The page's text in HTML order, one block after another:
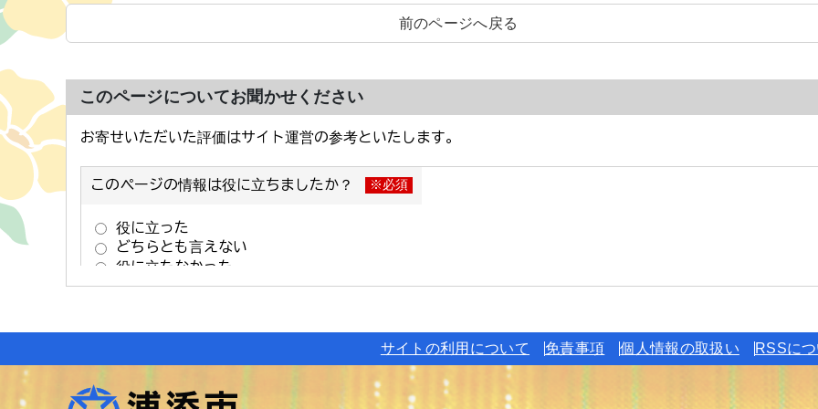
前のページへ戻る
このページについてお聞かせください
サイトの利用について 免責事項 個人情報の取扱い RSSに